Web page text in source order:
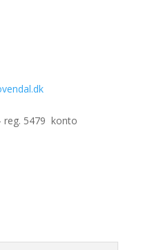
reg. 5479 konto